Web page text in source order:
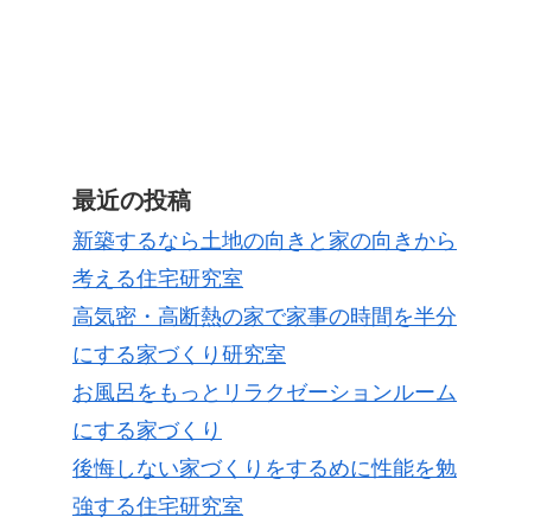
最近の投稿
新築するなら土地の向きと家の向きから
考える住宅研究室
高気密・高断熱の家で家事の時間を半分
にする家づくり研究室
お風呂をもっとリラクゼーションルーム
にする家づくり
後悔しない家づくりをするめに性能を勉
強する住宅研究室